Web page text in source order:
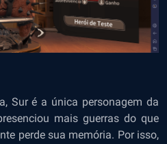
Sur é a única personagem da
mais guerras do que
perde sua memória. Por isso,